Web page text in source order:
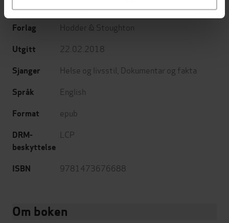
Forfattere
Forlag Hodder & Stoughton
Utgitt 22.02.2018
Sjanger Helse og livsstil Dokumentar og fakta
Språk English
Format epub
DRM-
beskyttelse
LCP
ISBN 9781473676688
Om boken